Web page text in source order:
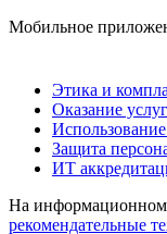
Мобильное
Этика и
Оказание услуг
Защита
ИТ
На информационном
рекомендательные